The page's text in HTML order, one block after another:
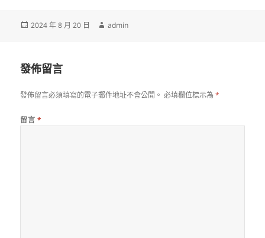
發
2024 年 8 月 20 日
作
admin
發佈留言
發佈留言必須填寫的電子郵件地址不會公開。 必填欄位標示為*
留言 *